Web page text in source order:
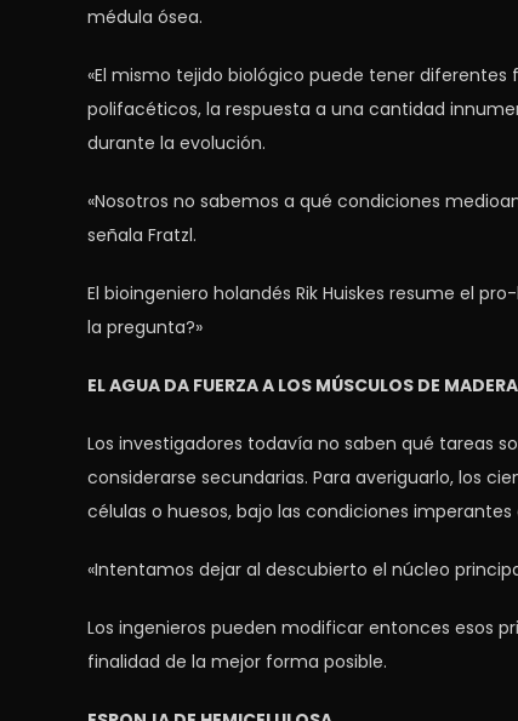
médula ósea.
«El mismo tejido biológico puede tener diferentes
polifacéticos, la respuesta a una cantidad
durante la evolución.
«Nosotros no sabemos a qué condiciones
señala Fratzl.
El bioingeniero holandés Rik Huiskes resume el
la pregunta?»
EL AGUA DA FUERZA A LOS MÚSCULOS DE MADERA
Los investigadores todavía no saben qué tareas
considerarse secundarias. Para averiguarlo, los
células o huesos, bajo las condiciones imperantes
«Intentamos dejar al descubierto el núcleo
Los ingenieros pueden modificar entonces esos
finalidad de la mejor forma posible.